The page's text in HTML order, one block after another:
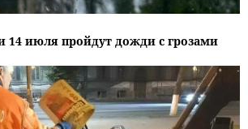
14 июля пройдут дожди с грозами